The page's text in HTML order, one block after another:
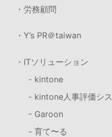
・労務顧問
・Y’s PR＠taiwan
・ITソリューション
- kintone
- kintone人事評価シ
- Garoon
- 育て〜る